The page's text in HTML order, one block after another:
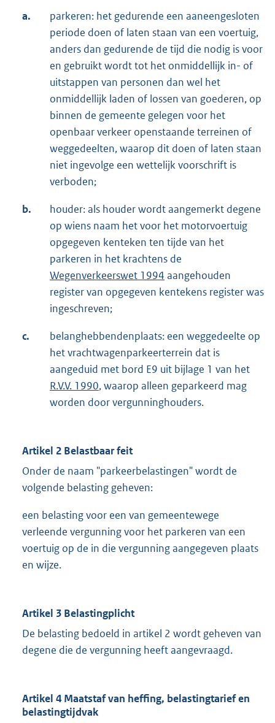
a.
parkeren: het gedurende een aaneengesloten
periode doen of laten staan van een voertuig,
anders dan gedurende de tijd die nodig is voor
en gebruikt wordt tot het onmiddellijk in- of
uitstappen van personen dan wel het
onmiddellijk laden of lossen van goederen, op
binnen de gemeente gelegen voor het
openbaar verkeer openstaande terreinen of
weggedeelten, waarop dit doen of laten staan
niet ingevolge een wettelijk voorschrift is
verboden;
b.
houder: als houder wordt aangemerkt degene
op wiens naam het voor het motorvoertuig
opgegeven kenteken ten tijde van het
parkeren in het krachtens de
Wegenverkeerswet 1994 aangehouden
register van opgegeven kentekens register was
ingeschreven;
c.
belanghebbendenplaats: een weggedeelte op
het vrachtwagenparkeerterrein dat is
aangeduid met bord E9 uit bijlage 1 van het
R.V.V. 1990, waarop alleen geparkeerd mag
worden door vergunninghouders.
Artikel 2 Belastbaar feit
Onder de naam "parkeerbelastingen" wordt de
volgende belasting geheven:
een belasting voor een van gemeentewege
verleende vergunning voor het parkeren van een
voertuig op de in die vergunning aangegeven plaats
en wijze.
Artikel 3 Belastingplicht
De belasting bedoeld in artikel 2 wordt geheven van
degene die de vergunning heeft aangevraagd.
Artikel 4 Maatstaf van heffing, belastingtarief en
belastingtijdvak